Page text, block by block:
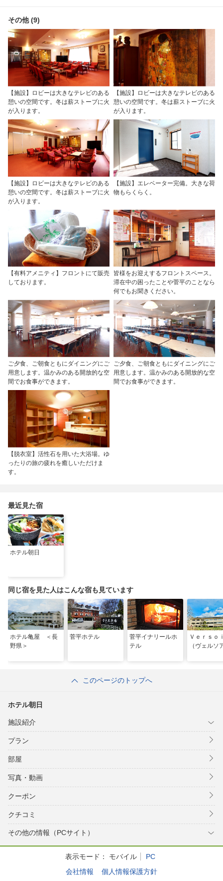
その他 (9)
【施設】ロビーは大きなテレビのある
憩いの空間です。冬は薪ストーブに火
が入ります。
【施設】ロビーは大きなテレビのある
憩いの空間です。冬は薪ストーブに火
が入ります。
【施設】ロビーは大きなテレビのある
憩いの空間です。冬は薪ストーブに火
が入ります。
【施設】エレベーター完備。大きな荷
物もらくらく。
【有料アメニティ】フロントにて販売
しております。
皆様をお迎えするフロントスペース。
滞在中の困ったことや菅平のことなら
何でもお聞きください。
ご夕食、ご朝食ともにダイニングにご
用意します。温かみのある開放的な空
間でお食事ができます。
ご夕食、ご朝食ともにダイニングにご
用意します。温かみのある開放的な空
間でお食事ができます。
【脱衣室】活性石を用いた大浴場。ゆ
ったりの旅の疲れを癒しいただけま
す。
最近見た宿
ホテル朝日
同じ宿を見た人はこんな宿も見ています
ホテル亀屋 ＜長
野県＞
菅平ホテル
菅平イナリールホ
テル
Ｖｅｒｓｏ
（ヴェルソ
このページのトップへ
ホテル朝日
施設紹介
プラン
部屋
写真・動画
クーポン
クチコミ
その他の情報（PCサイト）
表示モード： モバイル
PC
会社情報
個人情報保護方針